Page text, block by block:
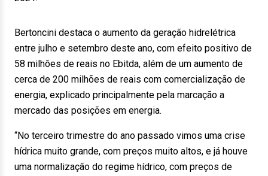
Bertoncini destaca o aumento da geração hidrelétrica
entre julho e setembro deste ano, com efeito positivo de
58 milhões de reais no Ebitda, além de um aumento de
cerca de 200 milhões de reais com comercialização de
energia, explicado principalmente pela marcação a
mercado das posições em energia.
“No terceiro trimestre do ano passado vimos uma crise
hídrica muito grande, com preços muito altos, e já houve
uma normalização do regime hídrico, com preços de